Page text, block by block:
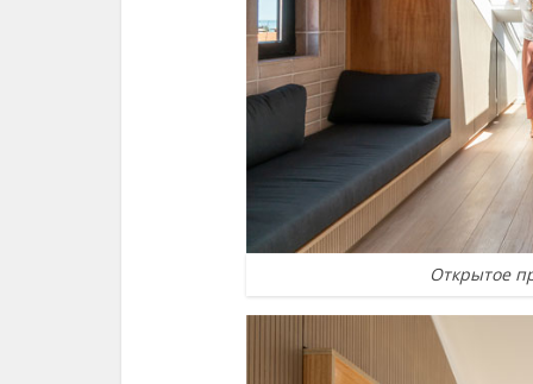
Открытое